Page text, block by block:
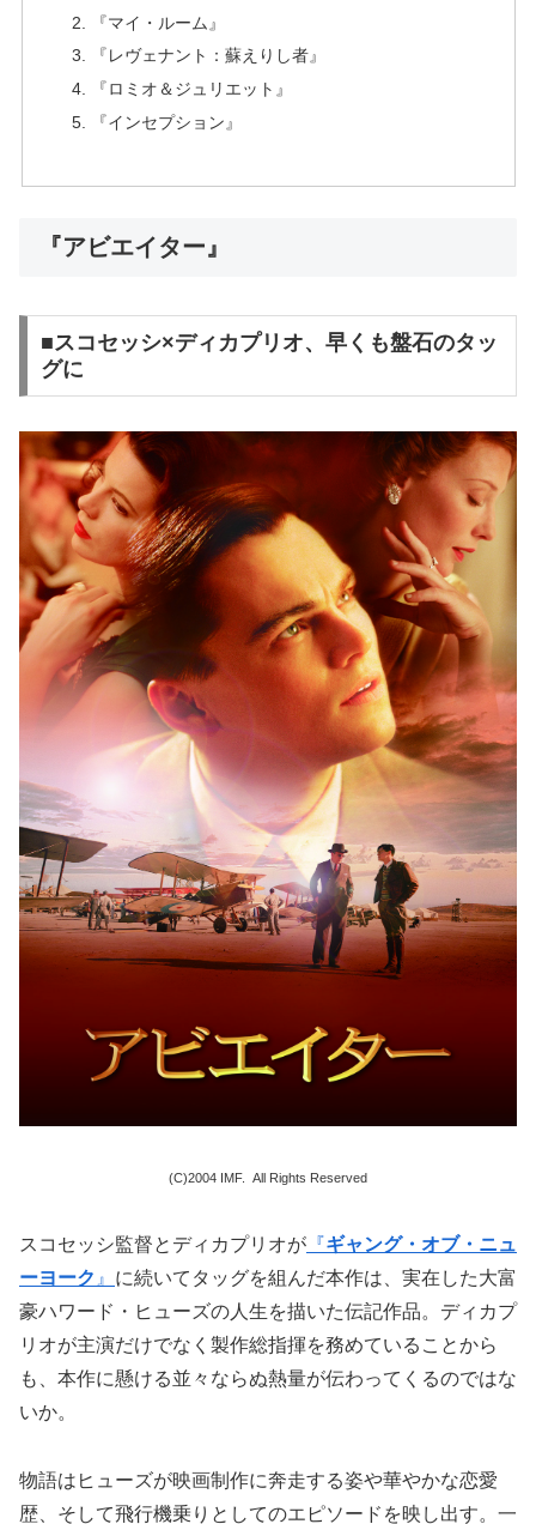
『マイ・ルーム』
『レヴェナント：蘇えりし者』
『ロミオ＆ジュリエット』
『インセプション』
『アビエイター』
■スコセッシ×ディカプリオ、早くも盤石のタッ
グに
(C)2004 IMF. All Rights Reserved
スコセッシ監督とディカプリオが 『ギャング・オブ・ニュ
ーヨーク 』 に続いてタッグを組んだ本作は、実在した大富
豪ハワード・ヒューズの人生を描いた伝記作品。ディカプ
リオが主演だけでなく製作総指揮を務めていることから
も、本作に懸ける並々ならぬ熱量が伝わってくるのではな
いか。
物語はヒューズが映画制作に奔走する姿や華やかな恋愛
歴、そして飛行機乗りとしてのエピソードを映し出す。一